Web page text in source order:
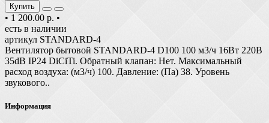
Купить
• 1 200.00 р. •
есть в наличии
артикул STANDARD-4
Вентилятор бытовой STANDARD-4 D100 100 м3/ч 16Вт 220В
35dB IP24 DiCiTi. Обратный клапан: Нет. Максимальный
расход воздуха: (м3/ч) 100. Давление: (Па) 38. Уровень
звукового..
Информация